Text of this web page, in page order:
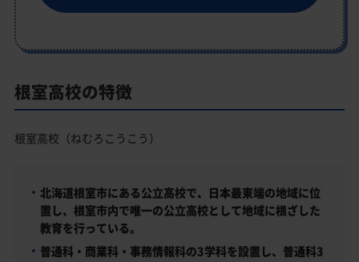
根室高校の特徴
根室高校（ねむろこうこう）
北海道根室市にある公立高校で、日本最東端の地域に位
置し、根室市内で唯一の公立高校として地域に根ざした
教育を行っている。
普通科・商業科・事務情報科の3学科を設置し、普通科3